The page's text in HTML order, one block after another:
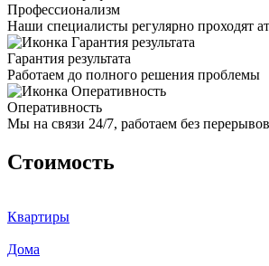
Профессионализм
Наши специалисты регулярно проходят
Гарантия результата
Работаем до полного решения проблемы
Оперативность
Мы на связи 24/7, работаем без
Стоимость
Квартиры
Дома